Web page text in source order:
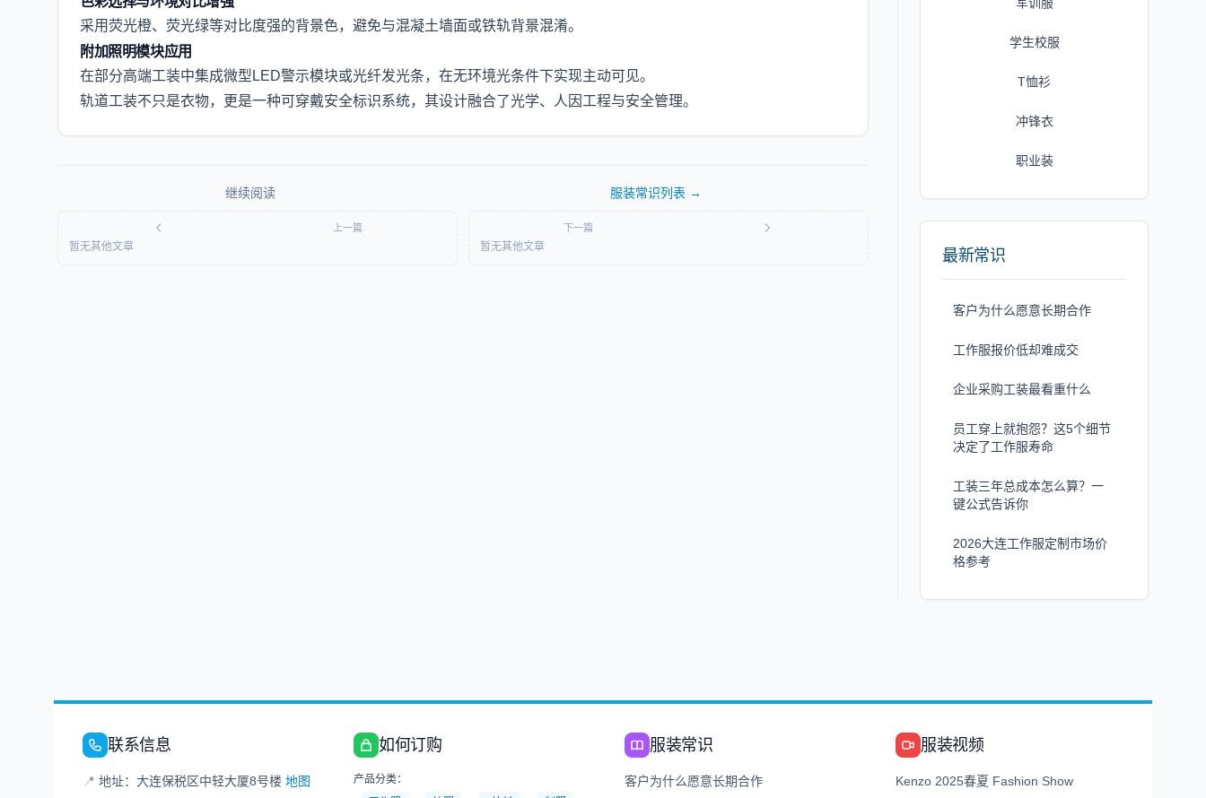
采用荧光橙、荧光绿等对比度强的背景色，避免与混凝土墙面或铁轨背景混淆。
附加照明模块应用
在部分高端工装中集成微型LED警示模块或光纤发光条，在无环境光条件下实现主动可见。
轨道工装不只是衣物，更是一种可穿戴安全标识系统，其设计融合了光学、人因工程与安全管理。
继续阅读 服装常识列表 →
上一篇
暂无其他文章
下一篇
暂无其他文章
学生校服
T恤衫
冲锋衣
职业装
最新常识
客户为什么愿意长期合作
工作服报价低却难成交
企业采购工装最看重什么
员工穿上就抱怨？这5个细节
决定了工作服寿命
工装三年总成本怎么算？一
键公式告诉你
2026大连工作服定制市场价
格参考
联系信息
📍 地址：大连保税区中轻大厦8号楼 地图
如何订购
产品分类：
服装常识
客户为什么愿意长期合作
服装视频
Kenzo 2025春夏 Fashion Show